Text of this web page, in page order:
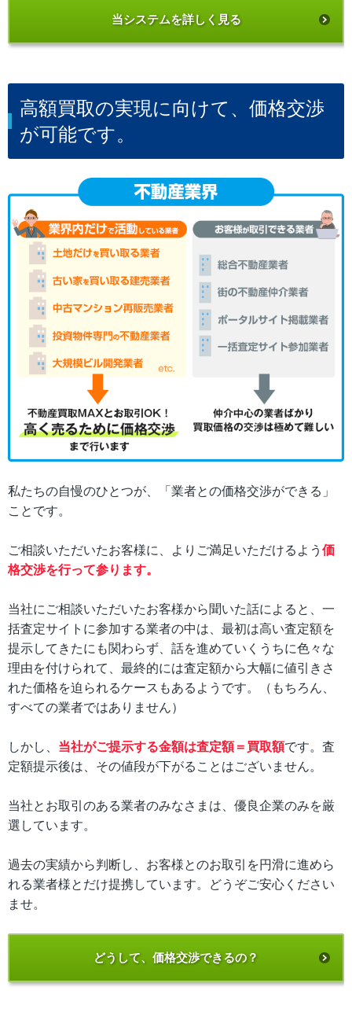
当システムを詳しく見る
高額買取の実現に向けて、価格交渉
が可能です。
私たちの自慢のひとつが、「業者との価格交渉ができる」
ことです。
ご相談いただいたお客様に、よりご満足いただけるよう 価
格交渉を行って参ります。
当社にご相談いただいたお客様から聞いた話によると、一
括査定サイトに参加する業者の中は、最初は高い査定額を
提示してきたにも関わらず、話を進めていくうちに色々な
理由を付けられて、最終的には査定額から大幅に値引きさ
れた価格を迫られるケースもあるようです。（もちろん、
すべての業者ではありません）
しかし、 当社がご提示する金額は査定額＝買取額です。査
定額提示後は、その値段が下がることはございません。
当社とお取引のある業者のみなさまは、優良企業のみを厳
選しています。
過去の実績から判断し、お客様とのお取引を円滑に進めら
れる業者様とだけ提携しています。どうぞご安心ください
ませ。
どうして、価格交渉できるの？